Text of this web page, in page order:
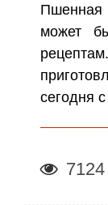
Пшенная
может
сегодня
7124